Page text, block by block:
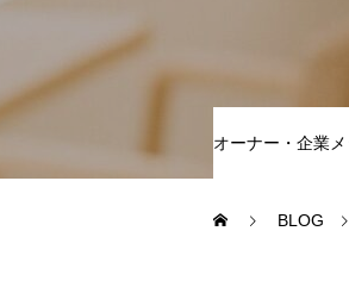
RECRUIT
HOME SHOP
オーナー・企業
BLOG